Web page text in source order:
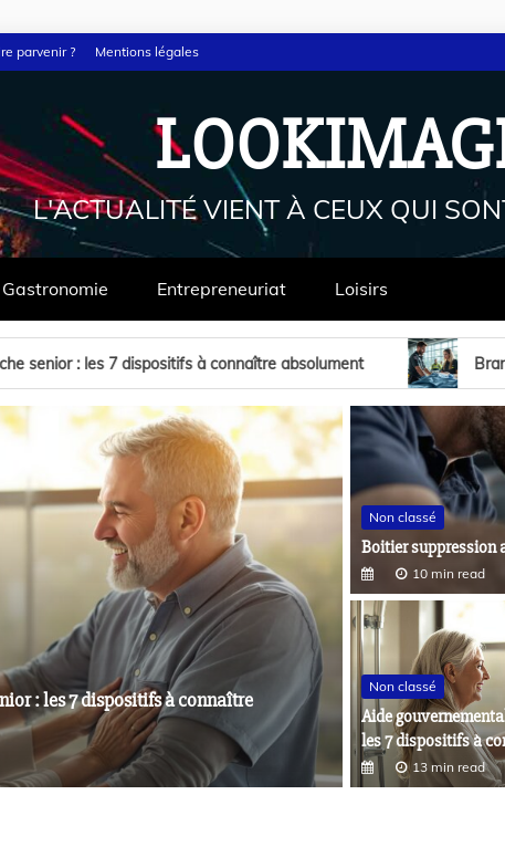
parvenir ? Mentions légales
L'ACTUALITÉ VIENT À CEUX QUI
Gastronomie Entrepreneuriat Loisirs
absolument Brancardier formation : les étapes à
pour accéder au métier
Non classé
Aspa
12 min read
Non classé
Boitier suppression
10 min read
Non classé
Aide
les 7 dispositifs à
13 min read